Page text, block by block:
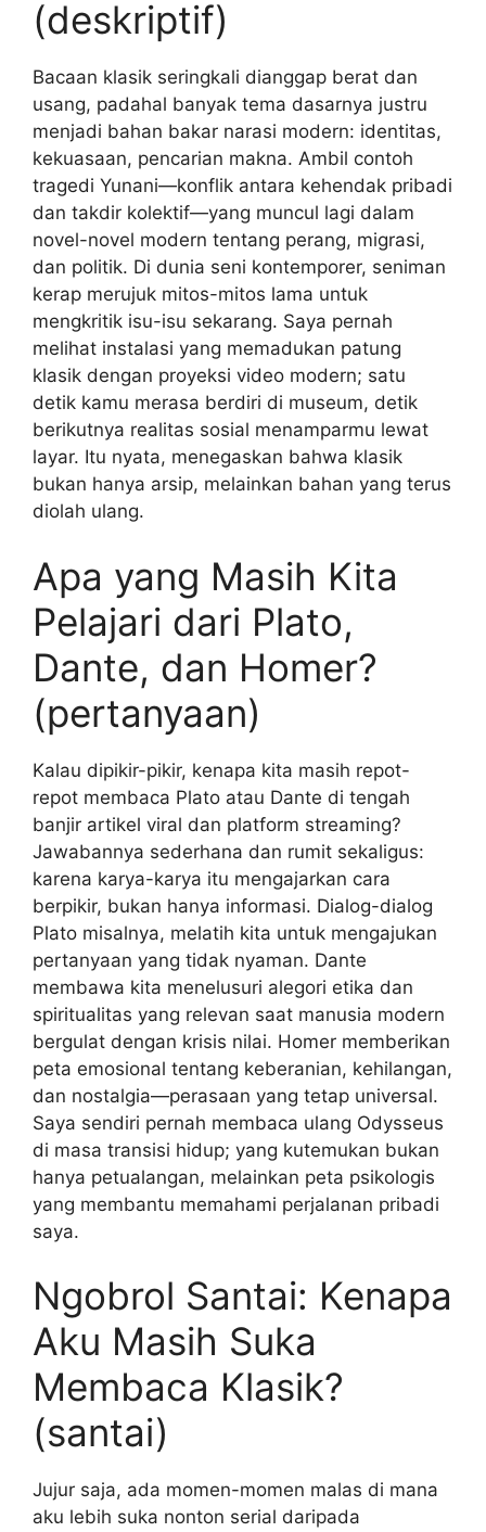
(deskriptif)
Bacaan klasik seringkali dianggap berat dan
usang, padahal banyak tema dasarnya justru
menjadi bahan bakar narasi modern: identitas,
kekuasaan, pencarian makna. Ambil contoh
tragedi Yunani—konflik antara kehendak pribadi
dan takdir kolektif—yang muncul lagi dalam
novel-novel modern tentang perang, migrasi,
dan politik. Di dunia seni kontemporer, seniman
kerap merujuk mitos-mitos lama untuk
mengkritik isu-isu sekarang. Saya pernah
melihat instalasi yang memadukan patung
klasik dengan proyeksi video modern; satu
detik kamu merasa berdiri di museum, detik
berikutnya realitas sosial menamparmu lewat
layar. Itu nyata, menegaskan bahwa klasik
bukan hanya arsip, melainkan bahan yang terus
diolah ulang.
Apa yang Masih Kita
Pelajari dari Plato,
Dante, dan Homer?
(pertanyaan)
Kalau dipikir-pikir, kenapa kita masih repot-
repot membaca Plato atau Dante di tengah
banjir artikel viral dan platform streaming?
Jawabannya sederhana dan rumit sekaligus:
karena karya-karya itu mengajarkan cara
berpikir, bukan hanya informasi. Dialog-dialog
Plato misalnya, melatih kita untuk mengajukan
pertanyaan yang tidak nyaman. Dante
membawa kita menelusuri alegori etika dan
spiritualitas yang relevan saat manusia modern
bergulat dengan krisis nilai. Homer memberikan
peta emosional tentang keberanian, kehilangan,
dan nostalgia—perasaan yang tetap universal.
Saya sendiri pernah membaca ulang Odysseus
di masa transisi hidup; yang kutemukan bukan
hanya petualangan, melainkan peta psikologis
yang membantu memahami perjalanan pribadi
saya.
Ngobrol Santai: Kenapa
Aku Masih Suka
Membaca Klasik?
(santai)
Jujur saja, ada momen-momen malas di mana
aku lebih suka nonton serial daripada